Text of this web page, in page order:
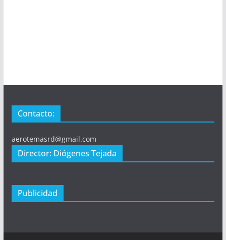
Contacto:
aerotemasrd@gmail.com
Director: Diógenes Tejada
Publicidad